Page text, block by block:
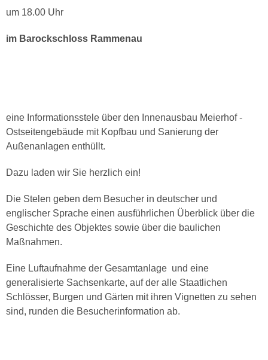
um 18.00 Uhr
im Barockschloss Rammenau
eine Informationsstele über den Innenausbau Meierhof -
Ostseitengebäude mit Kopfbau und Sanierung der
Außenanlagen enthüllt.
Dazu laden wir Sie herzlich ein!
Die Stelen geben dem Besucher in deutscher und
englischer Sprache einen ausführlichen Überblick über die
Geschichte des Objektes sowie über die baulichen
Maßnahmen.
Eine Luftaufnahme der Gesamtanlage und eine
generalisierte Sachsenkarte, auf der alle Staatlichen
Schlösser, Burgen und Gärten mit ihren Vignetten zu sehen
sind, runden die Besucherinformation ab.